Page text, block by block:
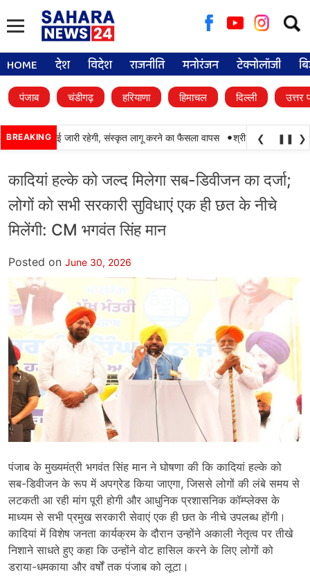
for:
HOME देश विदेश राजनीति मनोरंजन टेक्नोलॉजी
पंजाब चंडीगढ़ हरियाणा हिमाचल दिल्ली उत्तर
BREAKING
की पढ़ाई जारी रहेगी, संस्कृत लागू करने का फैसला वापस • श्री गुरु हरिकृष्ण साहिब
❮ ❚❚ ❯
कादियां हल्के को जल्द मिलेगा सब-डिवीजन का दर्जा;
लोगों को सभी सरकारी सुविधाएं एक ही छत के नीचे
मिलेंगी: CM भगवंत सिंह मान
Posted on June 30, 2026
पंजाब के मुख्यमंत्री भगवंत सिंह मान ने घोषणा की कि कादियां हल्के को
सब-डिवीजन के रूप में अपग्रेड किया जाएगा, जिससे लोगों की लंबे समय से
लटकती आ रही मांग पूरी होगी और आधुनिक प्रशासनिक कॉम्प्लेक्स के
माध्यम से सभी प्रमुख सरकारी सेवाएं एक ही छत के नीचे उपलब्ध होंगी।
कादियां में विशेष जनता कार्यक्रम के दौरान उन्होंने अकाली नेतृत्व पर तीखे
निशाने साधते हुए कहा कि उन्होंने वोट हासिल करने के लिए लोगों को
डराया-धमकाया और वर्षों तक पंजाब को लूटा।